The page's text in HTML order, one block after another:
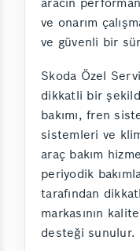
ve onarım
ve güvenli bir
Skoda Özel
dikkatli bir
bakımı, fren
sistemleri ve
araç bakım
periyodik
tarafından
markasının
desteği sunulur.